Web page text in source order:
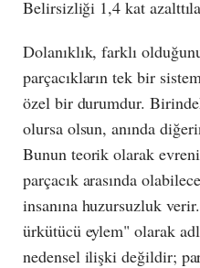
Belirsizliği 1,4 kat
Dolanıklık, farklı
parçacıkların tek bir
özel bir durumdur.
olursa olsun, anında
Bunun teorik olarak
parçacık arasında
insanına huzursuzluk
ürkütücü eylem" olarak
nedensel ilişki değildir;